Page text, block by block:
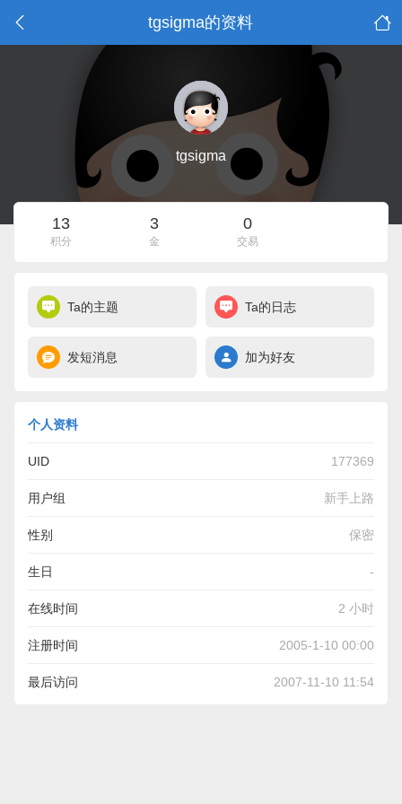
tgsigma的资料
tgsigma
13
积分
3
金
0
交易
Ta的主题 Ta的日志
发短消息 加为好友
个人资料
UID 177369
用户组 新手上路
性别 保密
生日 -
在线时间 2 小时
注册时间 2005-1-10 00:00
最后访问 2007-11-10 11:54